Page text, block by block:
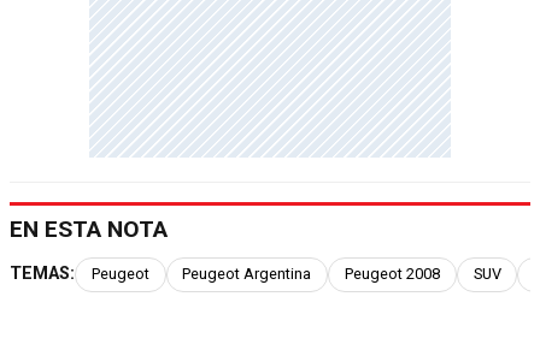
EN ESTA NOTA
TEMAS: Peugeot Peugeot Argentina Peugeot 2008 SUV